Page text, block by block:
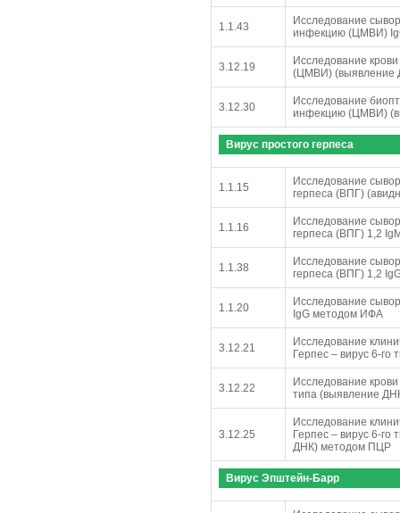
1.1.43
Исследование
инфекцию (ЦМВИ)
3.12.19
Исследование
(ЦМВИ) (выявление
3.12.30
Исследование
инфекцию (ЦМВИ)
Вирус простого герпеса
1.1.15
Исследование
герпеса (ВПГ)
1.1.16
Исследование
герпеса (ВПГ) 1,2
1.1.38
Исследование
герпеса (ВПГ) 1,2
1.1.20
Исследование
IgG методом ИФА
3.12.21
Исследование
Герпес – вирус 6-
3.12.22
Исследование
типа (выявление
3.12.25
Исследование
Герпес – вирус 6-го
ДНК) методом ПЦР
Вирус Эпштейн-Барр